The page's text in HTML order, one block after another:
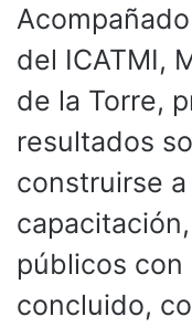
del ICATMI,
de la Torre,
resultados
construirse
públicos con
concluido,